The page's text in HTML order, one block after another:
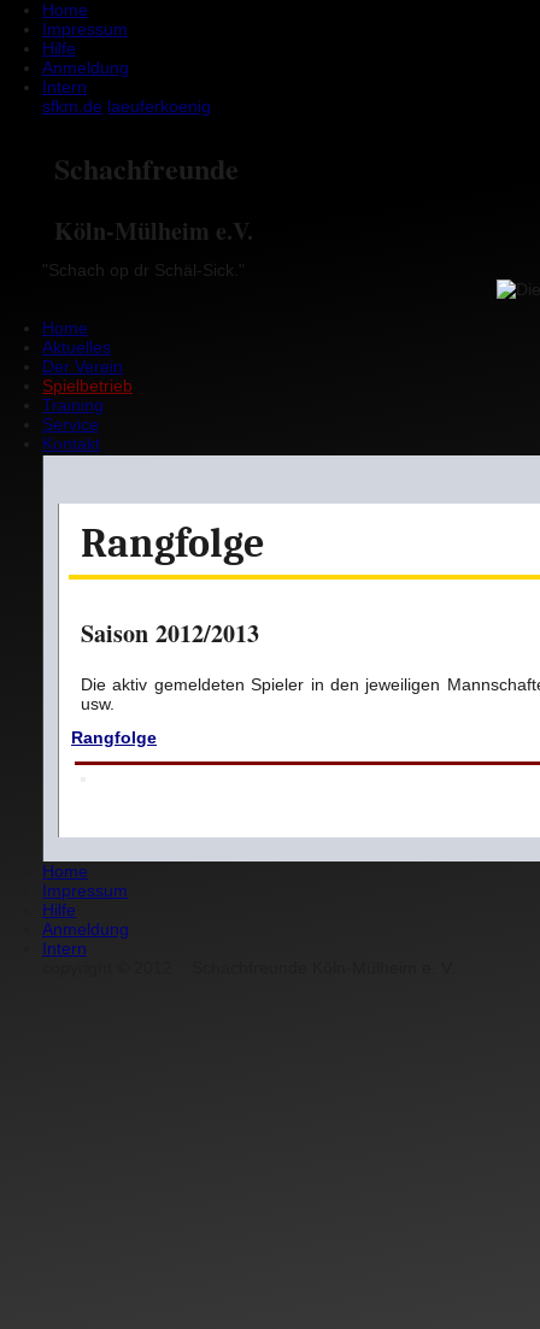
Home
Impressum
Hilfe
Anmeldung
Intern
sfkm.de laeuferkoenig
Schachfreunde
Köln-Mülheim e.V.
"Schach op dr Schäl-Sick."
Home
Aktuelles
Der Verein
Spielbetrieb
Training
Service
Kontakt
Rangfolge
Saison 2012/2013
Die aktiv gemeldeten Spieler in den jeweiligen
usw.
Rangfolge
Home
Impressum
Hilfe
Anmeldung
Intern